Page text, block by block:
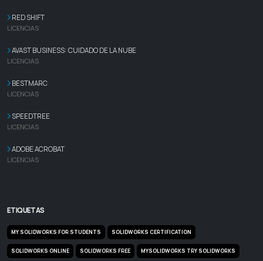
RED SHIFT
LICENCIAS
AVAST BUSINESS: CUIDADO DE LA NUBE
LICENCIAS
BESTMARC
LICENCIAS
SPEEDTREE
LICENCIAS
ADOBE ACROBAT
LICENCIAS
ETIQUETAS
MY SOLIDWORKS FOR STUDENTS SOLIDWORKS CERTIFICATION
SOLIDWORKS ONLINE SOLIDWORKS FREE MYSOLIDWORKS TRY SOLIDWORKS